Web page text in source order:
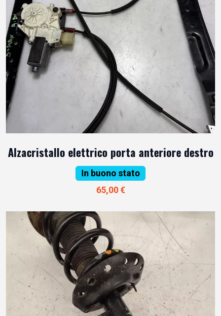
Alzacristallo elettrico porta anteriore destro
In buono stato
65,00 €